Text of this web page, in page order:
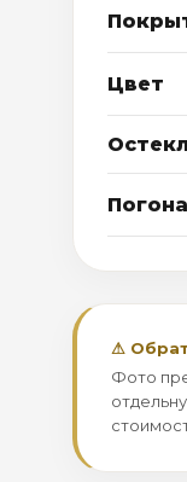
Цвет
⚠
Фото